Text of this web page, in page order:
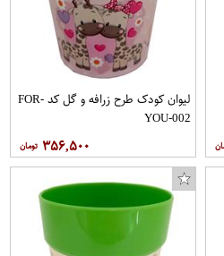
لیوان کودک طرح زرافه و گل کد FOR-
YOU-002
۳۵۶,۵۰۰